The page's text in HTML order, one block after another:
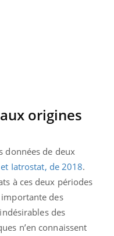
origines
données de deux
et Iatrostat, de 2018.
à ces deux périodes
des
des
n’en connaissent